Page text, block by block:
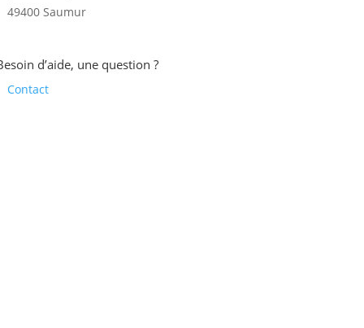
49400 Saumur
d’aide, une question ?
Contact